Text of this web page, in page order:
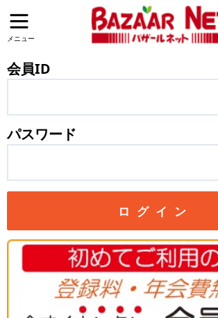
メニュー
会員ID
パスワード
ログイン